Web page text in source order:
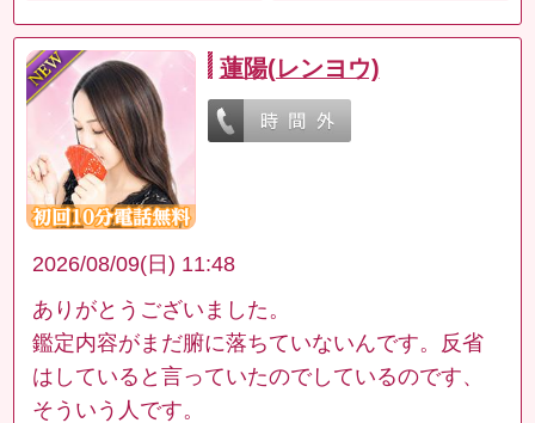
蓮陽(レンヨウ)
2026/08/09(日) 11:48
ありがとうございました。
鑑定内容がまだ腑に落ちていないんです。反省
はしていると言っていたのでしているのです、
そういう人です。